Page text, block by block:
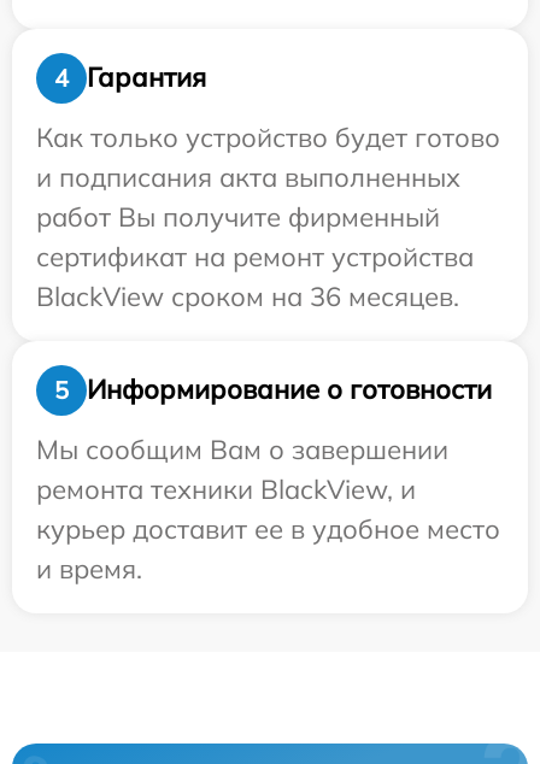
4
Гарантия
Как только устройство будет готово
и подписания акта выполненных
работ Вы получите фирменный
сертификат на ремонт устройства
BlackView сроком на 36 месяцев.
5
Информирование о готовности
Мы сообщим Вам о завершении
ремонта техники BlackView, и
курьер доставит ее в удобное место
и время.